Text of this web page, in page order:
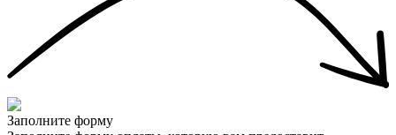
Заполните форму